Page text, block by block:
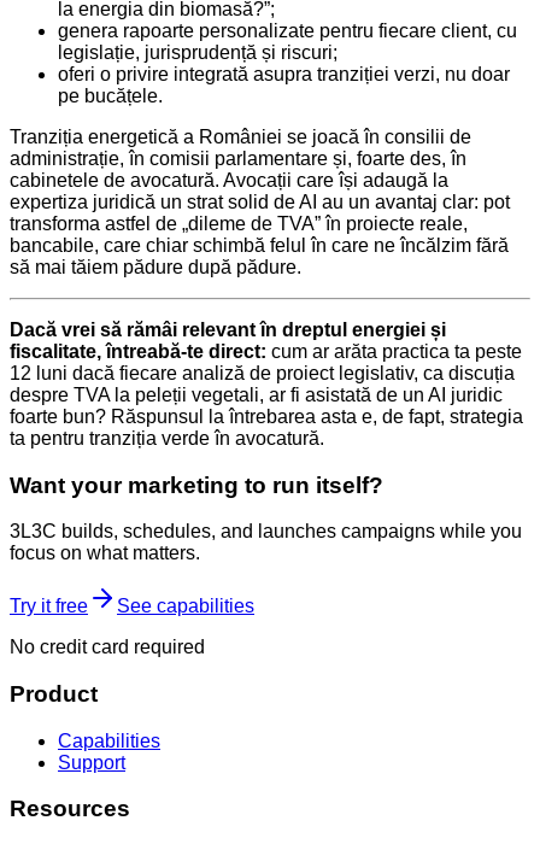
la energia din biomasă?”;
genera rapoarte personalizate pentru fiecare client, cu
legislație, jurisprudență și riscuri;
oferi o privire integrată asupra tranziției verzi, nu doar
pe bucățele.
Tranziția energetică a României se joacă în consilii de
administrație, în comisii parlamentare și, foarte des, în
cabinetele de avocatură. Avocații care își adaugă la
expertiza juridică un strat solid de AI au un avantaj clar: pot
transforma astfel de „dileme de TVA” în proiecte reale,
bancabile, care chiar schimbă felul în care ne încălzim fără
să mai tăiem pădure după pădure.
Dacă vrei să rămâi relevant în dreptul energiei și
fiscalitate, întreabă-te direct: cum ar arăta practica ta peste
12 luni dacă fiecare analiză de proiect legislativ, ca discuția
despre TVA la peleții vegetali, ar fi asistată de un AI juridic
foarte bun? Răspunsul la întrebarea asta e, de fapt, strategia
ta pentru tranziția verde în avocatură.
Want your marketing to run itself?
3L3C builds, schedules, and launches campaigns while you
focus on what matters.
Try it free
See capabilities
No credit card required
Product
Capabilities
Support
Resources